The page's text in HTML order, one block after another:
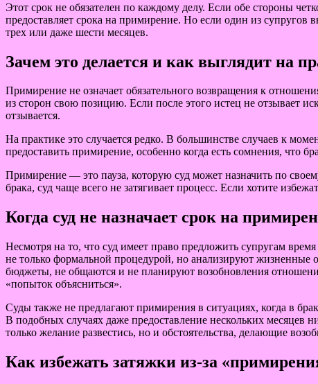
Этот срок не обязателен по каждому делу. Если обе стороны
предоставляет срока на примирение. Но если один из супругов
трех или даже шести месяцев.
Зачем это делается и как выглядит на
Примирение не означает обязательного возвращения к
из сторон свою позицию. Если после этого истец не отзывает
отзывается.
На практике это случается редко. В большинстве случаев к
предоставить примирение, особенно когда есть сомнения, что
Примирение — это пауза, которую суд может назначить по
брака, суд чаще всего не затягивает процесс. Если хотите
Когда суд не назначает срок на
Несмотря на то, что суд имеет право предложить супругам
не только формальной процедурой, но анализируют жизненные
бюджеты, не общаются и не планируют возобновления
«попыток объясниться».
Суды также не предлагают примирения в ситуациях, когда в
В подобных случаях даже предоставление нескольких месяцев
только желание развестись, но и обстоятельства, делающие
Как избежать затяжки из-за